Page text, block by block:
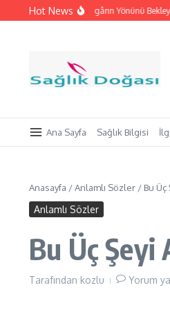
İçeriğe atlaHot News
Eller Rüzgârın Yönünü Bekleyenler
Ana Sayfa Sağlık Bilgisi
Anasayfa /Anlamlı Sözler / Bu Üç
Anlamlı Sözler
Bu Üç Şeyi
Tarafından kozlu Yorum